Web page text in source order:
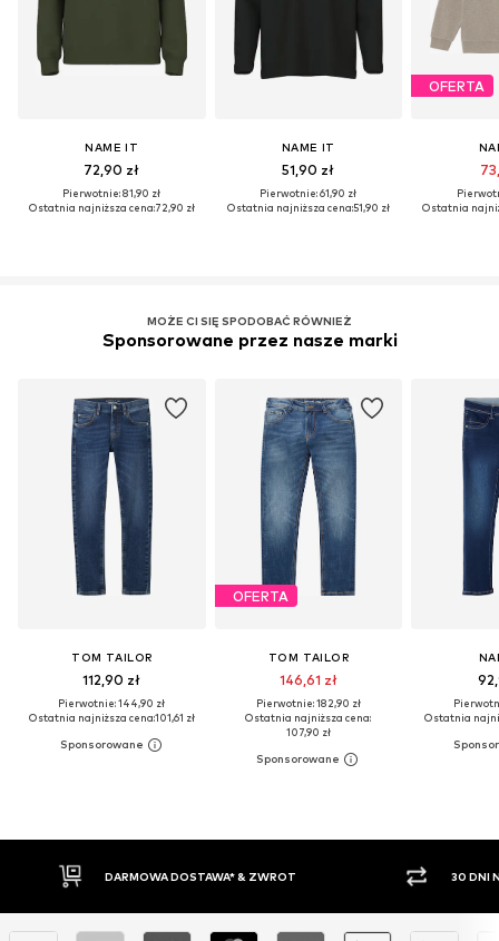
NAME IT
72,90 zł
Pierwotnie: 81,90 zł
Ostatnia najniższa cena:72,90 zł
NAME IT
51,90 zł
Pierwotnie: 61,90 zł
Ostatnia najniższa cena:51,90 zł
OFERTA
Ostatnia
MOŻE CI SIĘ SPODOBAĆ RÓWNIEŻ
Sponsorowane przez nasze marki
TOM TAILOR
112,90 zł
Pierwotnie: 144,90 zł
Ostatnia najniższa cena:101,61 zł
OFERTA
TOM TAILOR
146,61 zł
Pierwotnie: 182,90 zł
Ostatnia najniższa cena:
107,90 zł
Ostatnia
30 DNI NA ZWROT TOWARU